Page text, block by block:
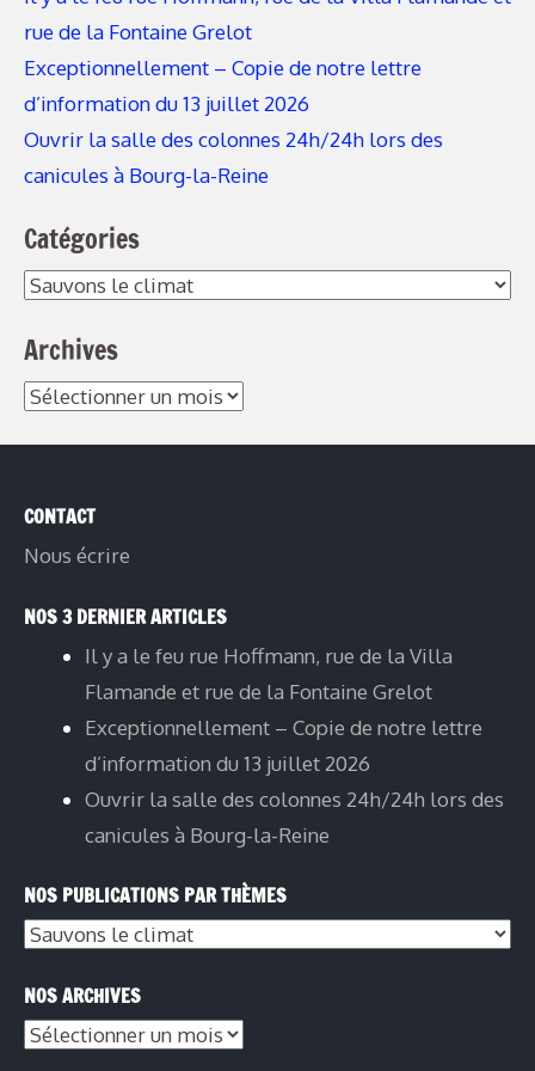
rue de la Fontaine Grelot
Exceptionnellement – Copie de notre lettre
d’information du 13 juillet 2026
Ouvrir la salle des colonnes 24h/24h lors des
canicules à Bourg-la-Reine
Catégories
Catégories
Archives
Archives
CONTACT
Nous écrire
NOS 3 DERNIER ARTICLES
Il y a le feu rue Hoffmann, rue de la Villa
Flamande et rue de la Fontaine Grelot
Exceptionnellement – Copie de notre lettre
d’information du 13 juillet 2026
Ouvrir la salle des colonnes 24h/24h lors des
canicules à Bourg-la-Reine
NOS PUBLICATIONS PAR THÈMES
Nos
par
thèmes
NOS ARCHIVES
Nos